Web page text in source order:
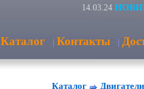
14.03.24
Каталог | Контакты |
Каталог